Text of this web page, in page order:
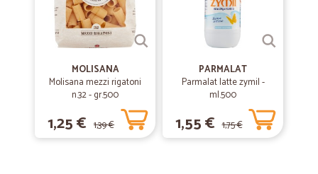
MOLISANA
Molisana mezzi rigatoni
n.32 - gr.500
1,25 € 1,39 €
PARMALAT
Parmalat latte zymil -
ml.500
1,55 € 1,75 €